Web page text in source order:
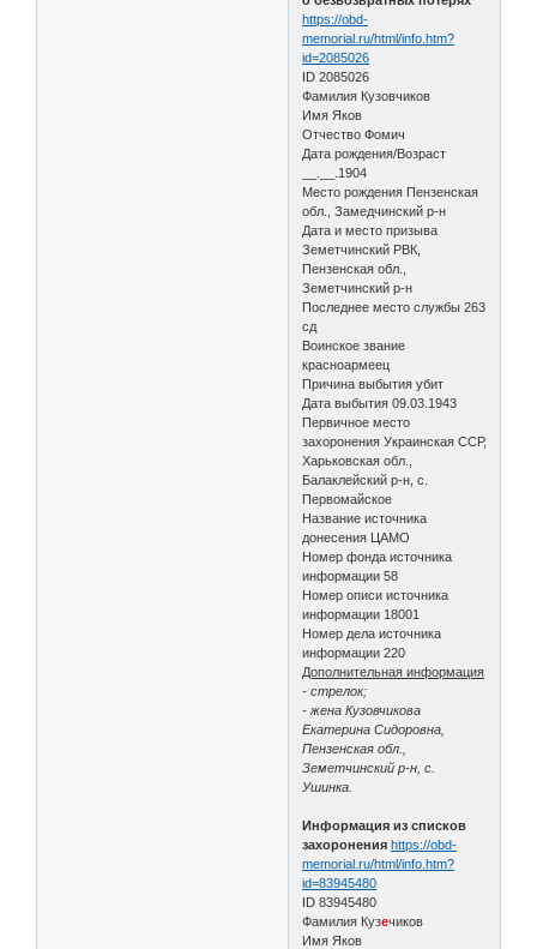
https://obd-
memorial.ru/html/info.htm?
id=2085026
ID 2085026
Фамилия Кузовчиков
Имя Яков
Отчество Фомич
Дата рождения/Возраст
__.__.1904
Место рождения Пензенская
обл., Замедчинский р-н
Дата и место призыва
Земетчинский РВК,
Пензенская обл.,
Земетчинский р-н
Последнее место службы 263
сд
Воинское звание
красноармеец
Причина выбытия убит
Дата выбытия 09.03.1943
Первичное место
захоронения Украинская ССР,
Харьковская обл.,
Балаклейский р-н, с.
Первомайское
Название источника
донесения ЦАМО
Номер фонда источника
информации 58
Номер описи источника
информации 18001
Номер дела источника
информации 220
Дополнительная информация
- стрелок;
- жена Кузовчикова
Екатерина Сидоровна,
Пензенская обл.,
Земетчинский р-н, с.
Ушинка.
Информация из списков
захоронения https://obd-
memorial.ru/html/info.htm?
id=83945480
ID 83945480
Фамилия Кузечиков
Имя Яков